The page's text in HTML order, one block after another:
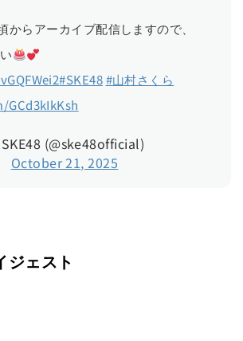
からアーカイブ配信しますので、
#SKE48#山村さくら
(@ske48official)
October 21, 2025
ジェスト